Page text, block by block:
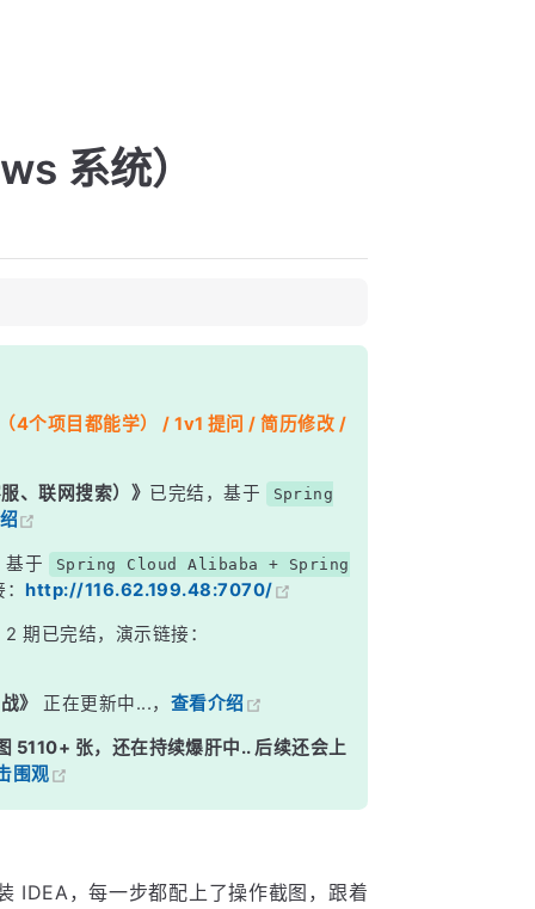
系统）
4个项目都能学） / 1v1 提问 / 简历修改 /
、联网搜索）》 已完结，基于 Spring
于 Spring Cloud Alibaba + Spring
：http://116.62.199.48:7070/
2 期已完结，演示链接：
》 正在更新中...， 查看介绍
5110+ 张，还在持续爆肝中.. 后续还会上
围观
IDEA，每一步都配上了操作截图，跟着